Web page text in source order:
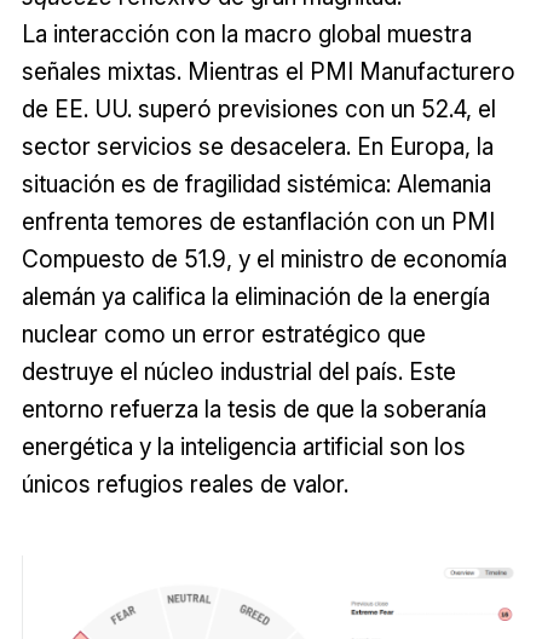
La interacción con la macro global muestra
señales mixtas. Mientras el PMI Manufacturero
de EE. UU. superó previsiones con un 52.4, el
sector servicios se desacelera. En Europa, la
situación es de fragilidad sistémica: Alemania
enfrenta temores de estanflación con un PMI
Compuesto de 51.9, y el ministro de economía
alemán ya califica la eliminación de la energía
nuclear como un error estratégico que
destruye el núcleo industrial del país. Este
entorno refuerza la tesis de que la soberanía
energética y la inteligencia artificial son los
únicos refugios reales de valor.